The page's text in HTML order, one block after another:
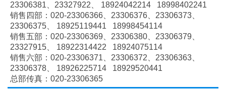
23306381、 23327922、
18924042214 18998402241
销售四部：020-23306366、 23306376、 23306373、
23306375、
18925119441 18998454114
销售五部：020-23306369、 23306380、 23306379、
23327915、
18922314422 18924075114
销售六部：020-23306371、 23306372、 23306363、
23306378、
18926225714 18929520441
总部传真：020-23306365